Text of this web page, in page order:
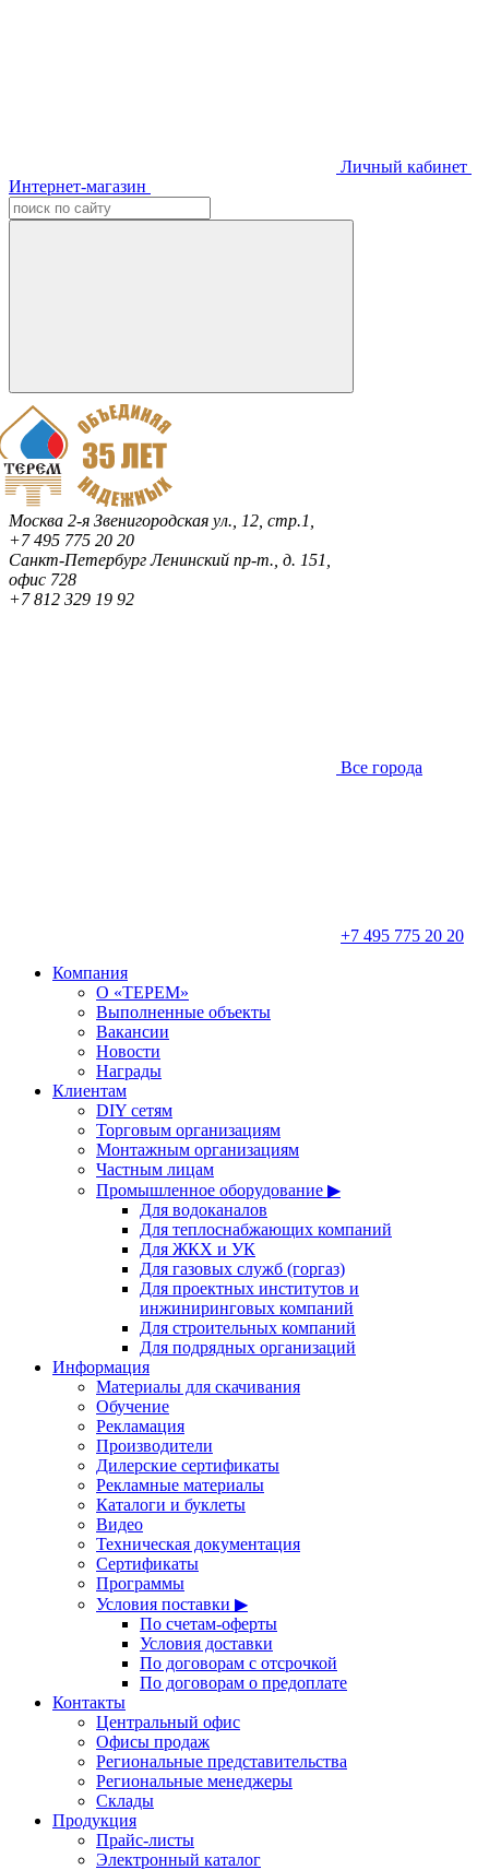
Личный кабинет
Интернет-магазин
Москва 2-я Звенигородская ул., 12, стр.1,
+7 495 775 20 20
Санкт-ПетербургЛенинский пр-т., д. 151,
офис 728
+7 812 329 19 92
Все города
+7 495 775 20 20
Компания
О «ТЕРЕМ»
Выполненные объекты
Вакансии
Новости
Награды
Клиентам
DIY сетям
Торговым организациям
Монтажным организациям
Частным лицам
Промышленное оборудование ▶
Для водоканалов
Для теплоснабжающих компаний
Для ЖКХ и УК
Для газовых служб (горгаз)
Для проектных институтов и
инжиниринговых компаний
Для строительных компаний
Для подрядных организаций
Информация
Материалы для скачивания
Обучение
Рекламация
Производители
Дилерские сертификаты
Рекламные материалы
Каталоги и буклеты
Видео
Техническая документация
Сертификаты
Программы
Условия поставки ▶
По счетам-оферты
Условия доставки
По договорам с отсрочкой
По договорам о предоплате
Контакты
Центральный офис
Офисы продаж
Региональные представительства
Региональные менеджеры
Склады
Продукция
Прайс-листы
Электронный каталог